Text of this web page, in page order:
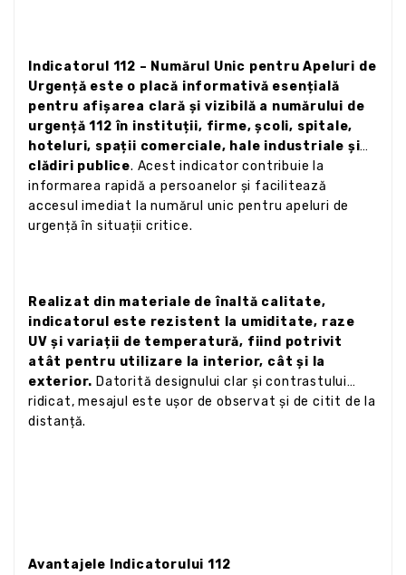
Indicatorul 112 – Numărul Unic pentru Apeluri de
Urgență este o placă informativă esențială
pentru afișarea clară și vizibilă a numărului de
urgență 112 în instituții, firme, școli, spitale,
hoteluri, spații comerciale, hale industriale și
clădiri publice. Acest indicator contribuie la
informarea rapidă a persoanelor și facilitează
accesul imediat la numărul unic pentru apeluri de
urgență în situații critice.
Realizat din materiale de înaltă calitate,
indicatorul este rezistent la umiditate, raze
UV și variații de temperatură, fiind potrivit
atât pentru utilizare la interior, cât și la
exterior. Datorită designului clar și contrastului
ridicat, mesajul este ușor de observat și de citit de la
distanță.
Avantajele Indicatorului 112